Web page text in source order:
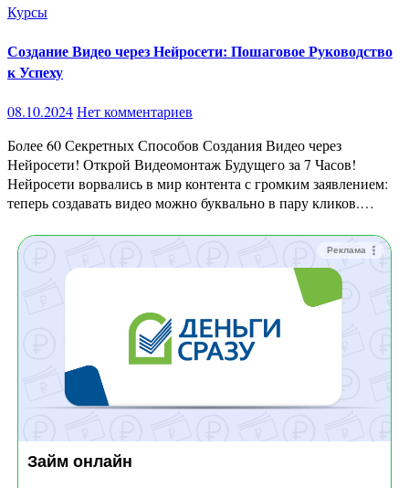
Курсы
Создание Видео через Нейросети: Пошаговое Руководство
к Успеху
08.10.2024Нет комментариев
Более 60 Секретных Способов Создания Видео через
Нейросети! Открой Видеомонтаж Будущего за 7 Часов!
Нейросети ворвались в мир контента с громким заявлением:
теперь создавать видео можно буквально в пару кликов.…
Реклама
Займ онлайн